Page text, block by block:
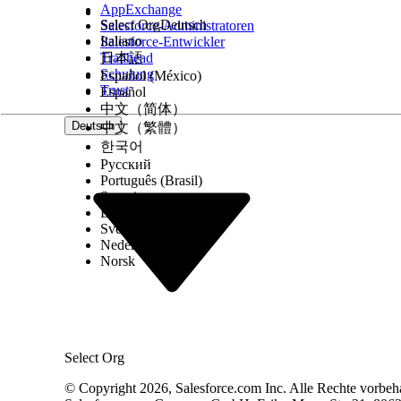
AppExchange
Salesforce-Administratoren
Salesforce-Entwickler
Trailhead
Schulung
Trust
Deutsch
Select Org
Select OrgDeutsch
Italiano
日本語
Español (México)
Español
中文（简体）
中文（繁體）
한국어
Русский
Português (Brasil)
Suomi
Dansk
Svenska
Nederlands
Norsk
© Copyright 2026, Salesforce.com Inc. Alle Rechte